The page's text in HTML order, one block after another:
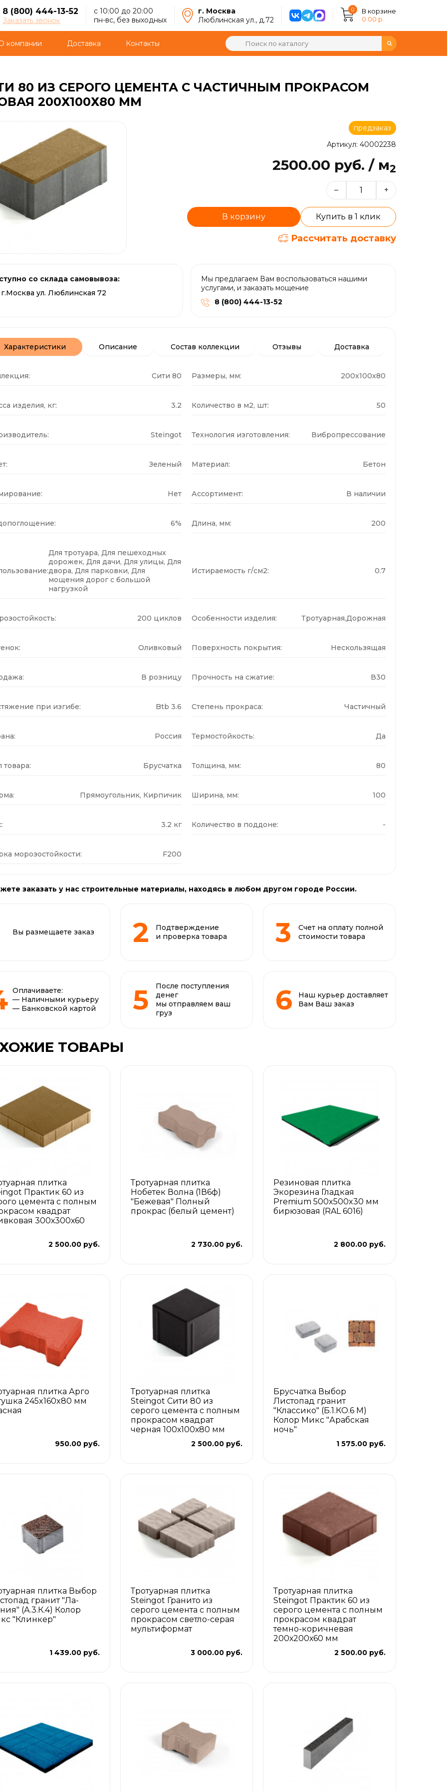
8 (800) 444-13-52
Заказать звонок
с 10:00 до 20:00
пн-вс, без выходных
г. Москва
Люблинская ул., д.72
0
В корзине
0.00 р.
компании Доставка Контакты
80 ИЗ СЕРОГО ЦЕМЕНТА С ЧАСТИЧНЫМ ПРОКРАСОМ
200Х100Х80 ММ
предзаказ
Артикул: 40002238
2500.00 руб. / м2
– +
В корзину Купить в 1 клик
Рассчитать доставку
со склада самовывоза:
г.Москва ул. Люблинская 72
Мы предлагаем Вам воспользоваться нашими
услугами, и заказать мощение
8 (800) 444-13-52
Характеристики Описание Состав коллекции Отзывы Доставка
Сити 80 Размеры, мм: 200x100x80
изделия, кг: 3.2 Количество в м2, шт: 50
Steingot Технология изготовления: Вибропрессование
Зеленый Материал: Бетон
Нет Ассортимент: В наличии
6% Длина, мм: 200
Для тротуара, Для пешеходных
дорожек, Для дачи, Для улицы, Для
двора, Для парковки, Для
мощения дорог с большой
нагрузкой
Истираемость г/см2: 0.7
200 циклов Особенности изделия: Тротуарная,Дорожная
Оливковый Поверхность покрытия: Нескользящая
В розницу Прочность на сжатие: В30
при изгибе: Btb 3.6 Степень прокраса: Частичный
Россия Термостойкость: Да
товара: Брусчатка Толщина, мм: 80
Прямоугольник, Кирпичик Ширина, мм: 100
3.2 кг Количество в поддоне: -
морозостойкости: F200
заказать у нас строительные материалы, находясь в любом другом городе России.
Вы размещаете заказ
Подтверждение
и проверка товара
Счет на оплату полной
стоимости товара
Оплачиваете:
— Наличными курьеру
— Банковской картой
После поступления
денег
мы отправляем ваш
груз
Наш курьер доставляет
Вам Ваш заказ
ТОВАРЫ
плитка
Практик 60 из
цемента с полным
квадрат
300х300х60
2 500.00 руб.
Тротуарная плитка
Нобетек Волна (1В6ф)
"Бежевая" Полный
прокрас (белый цемент)
2 730.00 руб.
Резиновая плитка
Экорезина Гладкая
Premium 500x500x30 мм
бирюзовая (RAL 6016)
2 800.00 руб.
плитка Арго
245x160x80 мм
950.00 руб.
Тротуарная плитка
Steingot Сити 80 из
серого цемента с полным
прокрасом квадрат
черная 100х100х80 мм
2 500.00 руб.
Брусчатка Выбор
Листопад гранит
"Классико" (Б.1.КО.6 М)
Колор Микс "Арабская
ночь"
1 575.00 руб.
плитка Выбор
гранит "Ла-
(А.3.К.4) Колор
"Клинкер"
1 439.00 руб.
Тротуарная плитка
Steingot Гранито из
серого цемента с полным
прокрасом светло-серая
мультиформат
3 000.00 руб.
Тротуарная плитка
Steingot Практик 60 из
серого цемента с полным
прокрасом квадрат
темно-коричневая
200х200х60 мм
2 500.00 руб.